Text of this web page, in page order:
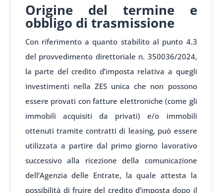
Origine del termine e
obbligo di trasmissione
Con riferimento a quanto stabilito al punto 4.3
del provvedimento direttoriale n. 350036/2024,
la parte del credito d’imposta relativa a quegli
investimenti nella ZES unica che non possono
essere provati con fatture elettroniche (come gli
immobili acquisiti da privati) e/o immobili
ottenuti tramite contratti di leasing, può essere
utilizzata a partire dal primo giorno lavorativo
successivo alla ricezione della comunicazione
dell’Agenzia delle Entrate, la quale attesta la
possibilità di fruire del credito d’imposta dopo il